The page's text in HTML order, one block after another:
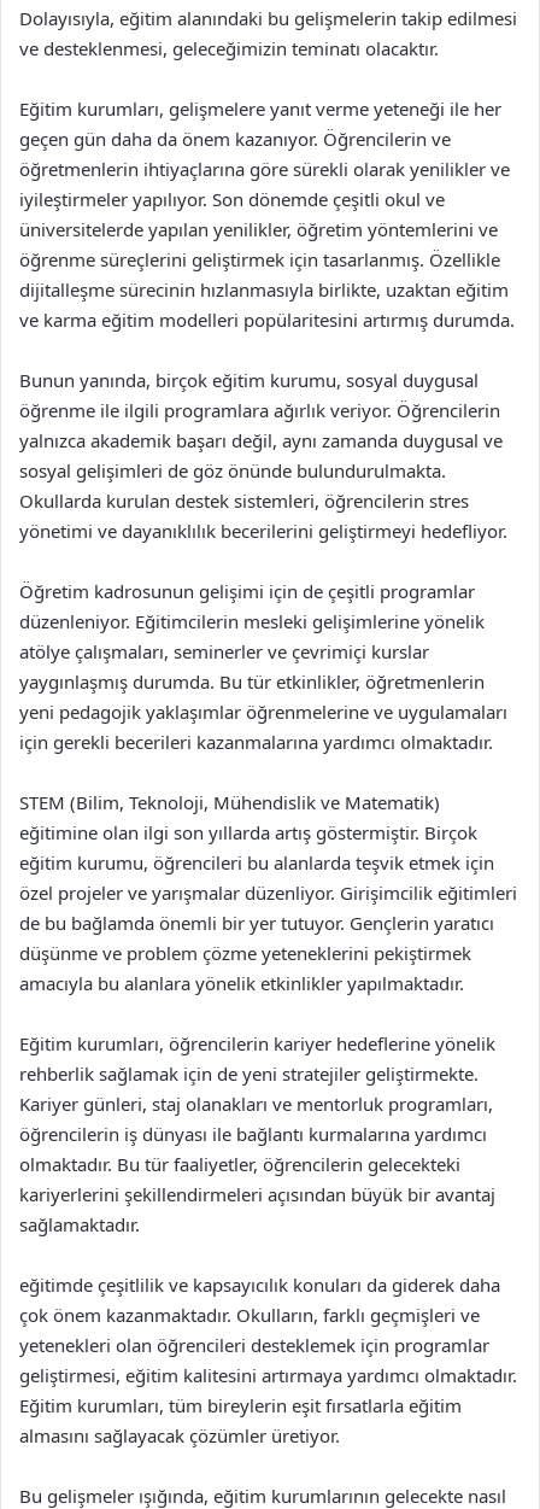
Dolayısıyla, eğitim alanındaki bu gelişmelerin takip edilmesi
ve desteklenmesi, geleceğimizin teminatı olacaktır.
Eğitim kurumları, gelişmelere yanıt verme yeteneği ile her
geçen gün daha da önem kazanıyor. Öğrencilerin ve
öğretmenlerin ihtiyaçlarına göre sürekli olarak yenilikler ve
iyileştirmeler yapılıyor. Son dönemde çeşitli okul ve
üniversitelerde yapılan yenilikler, öğretim yöntemlerini ve
öğrenme süreçlerini geliştirmek için tasarlanmış. Özellikle
dijitalleşme sürecinin hızlanmasıyla birlikte, uzaktan eğitim
ve karma eğitim modelleri popülaritesini artırmış durumda.
Bunun yanında, birçok eğitim kurumu, sosyal duygusal
öğrenme ile ilgili programlara ağırlık veriyor. Öğrencilerin
yalnızca akademik başarı değil, aynı zamanda duygusal ve
sosyal gelişimleri de göz önünde bulundurulmakta.
Okullarda kurulan destek sistemleri, öğrencilerin stres
yönetimi ve dayanıklılık becerilerini geliştirmeyi hedefliyor.
Öğretim kadrosunun gelişimi için de çeşitli programlar
düzenleniyor. Eğitimcilerin mesleki gelişimlerine yönelik
atölye çalışmaları, seminerler ve çevrimiçi kurslar
yaygınlaşmış durumda. Bu tür etkinlikler, öğretmenlerin
yeni pedagojik yaklaşımlar öğrenmelerine ve uygulamaları
için gerekli becerileri kazanmalarına yardımcı olmaktadır.
STEM (Bilim, Teknoloji, Mühendislik ve Matematik)
eğitimine olan ilgi son yıllarda artış göstermiştir. Birçok
eğitim kurumu, öğrencileri bu alanlarda teşvik etmek için
özel projeler ve yarışmalar düzenliyor. Girişimcilik eğitimleri
de bu bağlamda önemli bir yer tutuyor. Gençlerin yaratıcı
düşünme ve problem çözme yeteneklerini pekiştirmek
amacıyla bu alanlara yönelik etkinlikler yapılmaktadır.
Eğitim kurumları, öğrencilerin kariyer hedeflerine yönelik
rehberlik sağlamak için de yeni stratejiler geliştirmekte.
Kariyer günleri, staj olanakları ve mentorluk programları,
öğrencilerin iş dünyası ile bağlantı kurmalarına yardımcı
olmaktadır. Bu tür faaliyetler, öğrencilerin gelecekteki
kariyerlerini şekillendirmeleri açısından büyük bir avantaj
sağlamaktadır.
eğitimde çeşitlilik ve kapsayıcılık konuları da giderek daha
çok önem kazanmaktadır. Okulların, farklı geçmişleri ve
yetenekleri olan öğrencileri desteklemek için programlar
geliştirmesi, eğitim kalitesini artırmaya yardımcı olmaktadır.
Eğitim kurumları, tüm bireylerin eşit fırsatlarla eğitim
almasını sağlayacak çözümler üretiyor.
Bu gelişmeler ışığında, eğitim kurumlarının gelecekte nasıl